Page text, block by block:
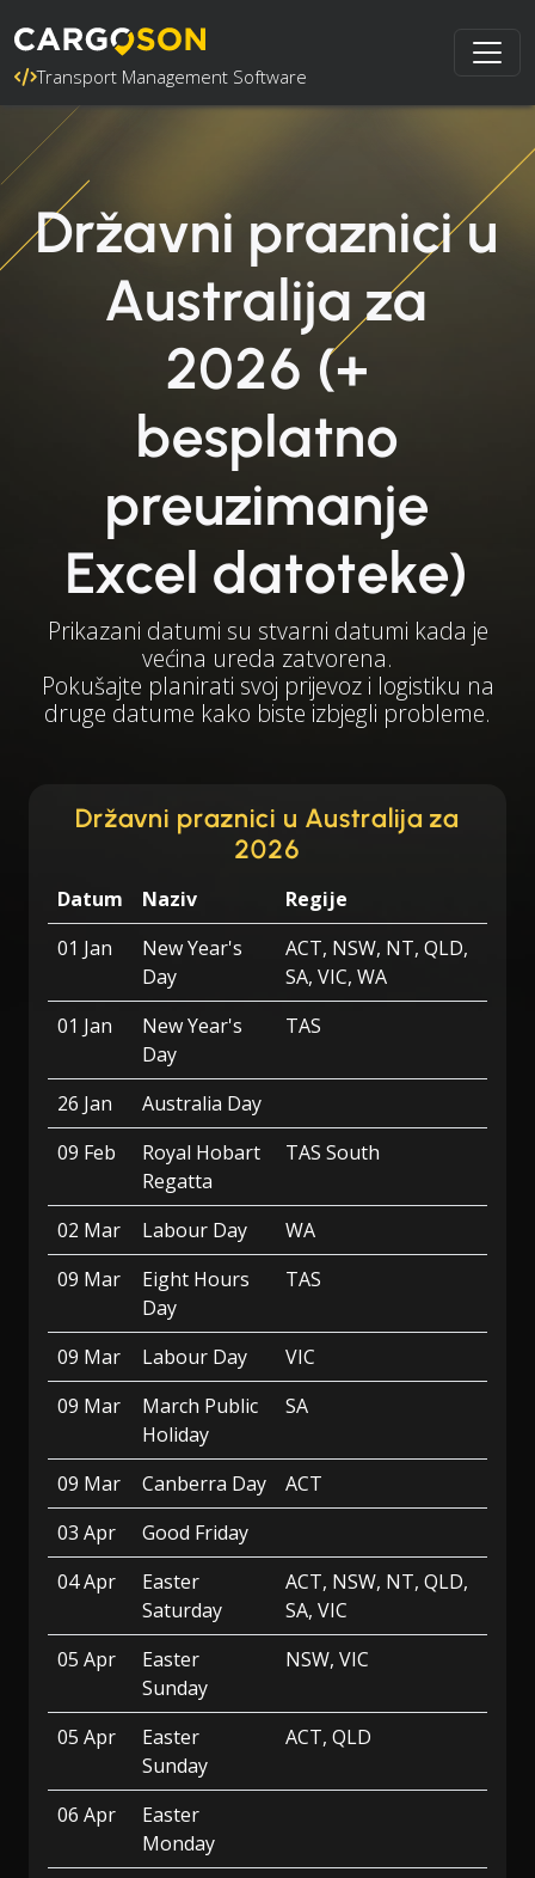
Transport Management Software
Državni praznici u
Australija za
2026 (+
besplatno
preuzimanje
Excel datoteke)
Prikazani datumi su stvarni datumi kada je
većina ureda zatvorena.
Pokušajte planirati svoj prijevoz i logistiku na
druge datume kako biste izbjegli probleme.
Državni praznici u Australija za
2026
Datum Naziv
Regije
01 Jan
New Year's
Day
ACT, NSW, NT, QLD,
SA, VIC, WA
01 Jan
New Year's
Day
TAS
26 Jan
Australia Day
09 Feb
Royal Hobart
Regatta
TAS South
02 Mar Labour Day
WA
09 Mar
Eight Hours
Day
TAS
09 Mar Labour Day
VIC
09 Mar
March Public
Holiday
SA
09 Mar Canberra Day
ACT
03 Apr
Good Friday
04 Apr
Easter
Saturday
ACT, NSW, NT, QLD,
SA, VIC
05 Apr
Easter
Sunday
NSW, VIC
05 Apr
Easter
Sunday
ACT, QLD
06 Apr
Easter
Monday